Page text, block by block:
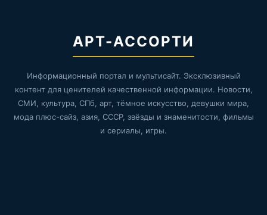
АРТ-АССОРТИ
Информационный портал и мультисайт. Эксклюзивный
контент для ценителей качественной информации. Новости,
СМИ, культура, СПб, арт, тёмное искусство, девушки мира,
мода плюс-сайз, азия, СССР, звёзды и знаменитости, фильмы
и сериалы, игры.